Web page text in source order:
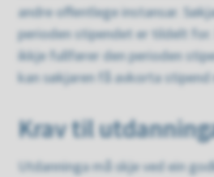
andre offentlege instansar.
perioden stipendet er tildelt
ikkje fullfører den perioden
kan søkjaren få avkorta stipend
Krav til
Utdanninga må skje ved ein